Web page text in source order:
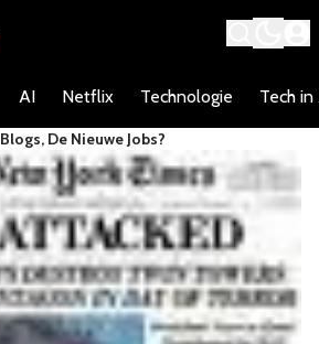
AI Netflix Technologie Tech in
Blogs, De Nieuwe Jobs?